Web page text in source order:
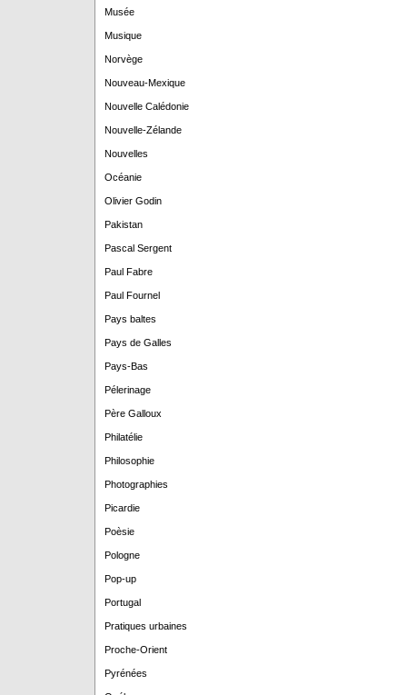
Musée
Musique
Norvège
Nouveau-Mexique
Nouvelle Calédonie
Nouvelle-Zélande
Nouvelles
Océanie
Olivier Godin
Pakistan
Pascal Sergent
Paul Fabre
Paul Fournel
Pays baltes
Pays de Galles
Pays-Bas
Pélerinage
Père Galloux
Philatélie
Philosophie
Photographies
Picardie
Poèsie
Pologne
Pop-up
Portugal
Pratiques urbaines
Proche-Orient
Pyrénées